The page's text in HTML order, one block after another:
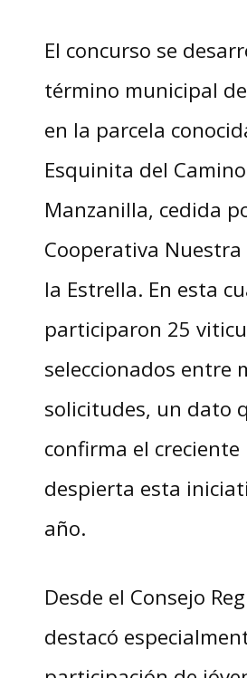
El concurso se
término municipal
en la parcela
Esquinita del
Manzanilla, cedida
Cooperativa Nuestra
la Estrella. En esta
participaron 25
seleccionados entre
solicitudes, un dato
confirma el
despierta esta
año.
Desde el Consejo
destacó